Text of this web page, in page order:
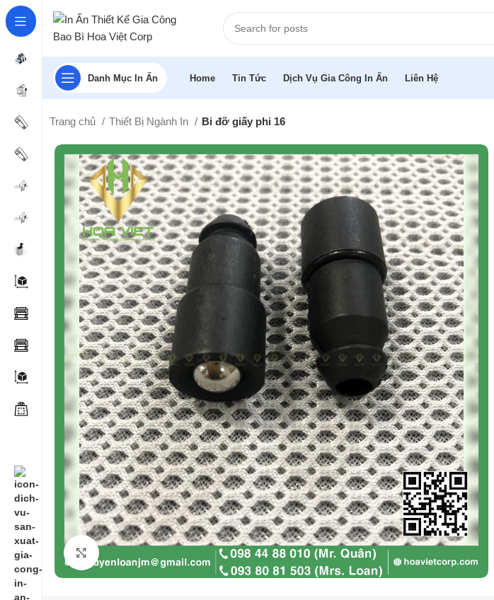
Danh Mục In Ấn Home Tin Tức Dịch Vụ Gia Công In Ấn Liên Hệ
Trang chủ Thiết Bị Ngành In Bi đỡ giấy phi 16